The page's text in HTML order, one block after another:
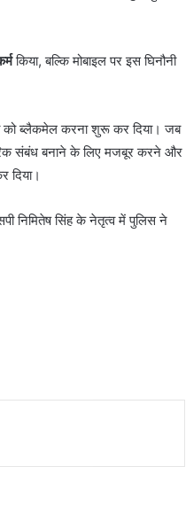
किया, बल्कि मोबाइल पर इस घिनौनी
को ब्लैकमेल करना शुरू कर दिया। जब
संबंध बनाने के लिए मजबूर करने और
दिया।
निमितेष सिंह के नेतृत्व में पुलिस ने